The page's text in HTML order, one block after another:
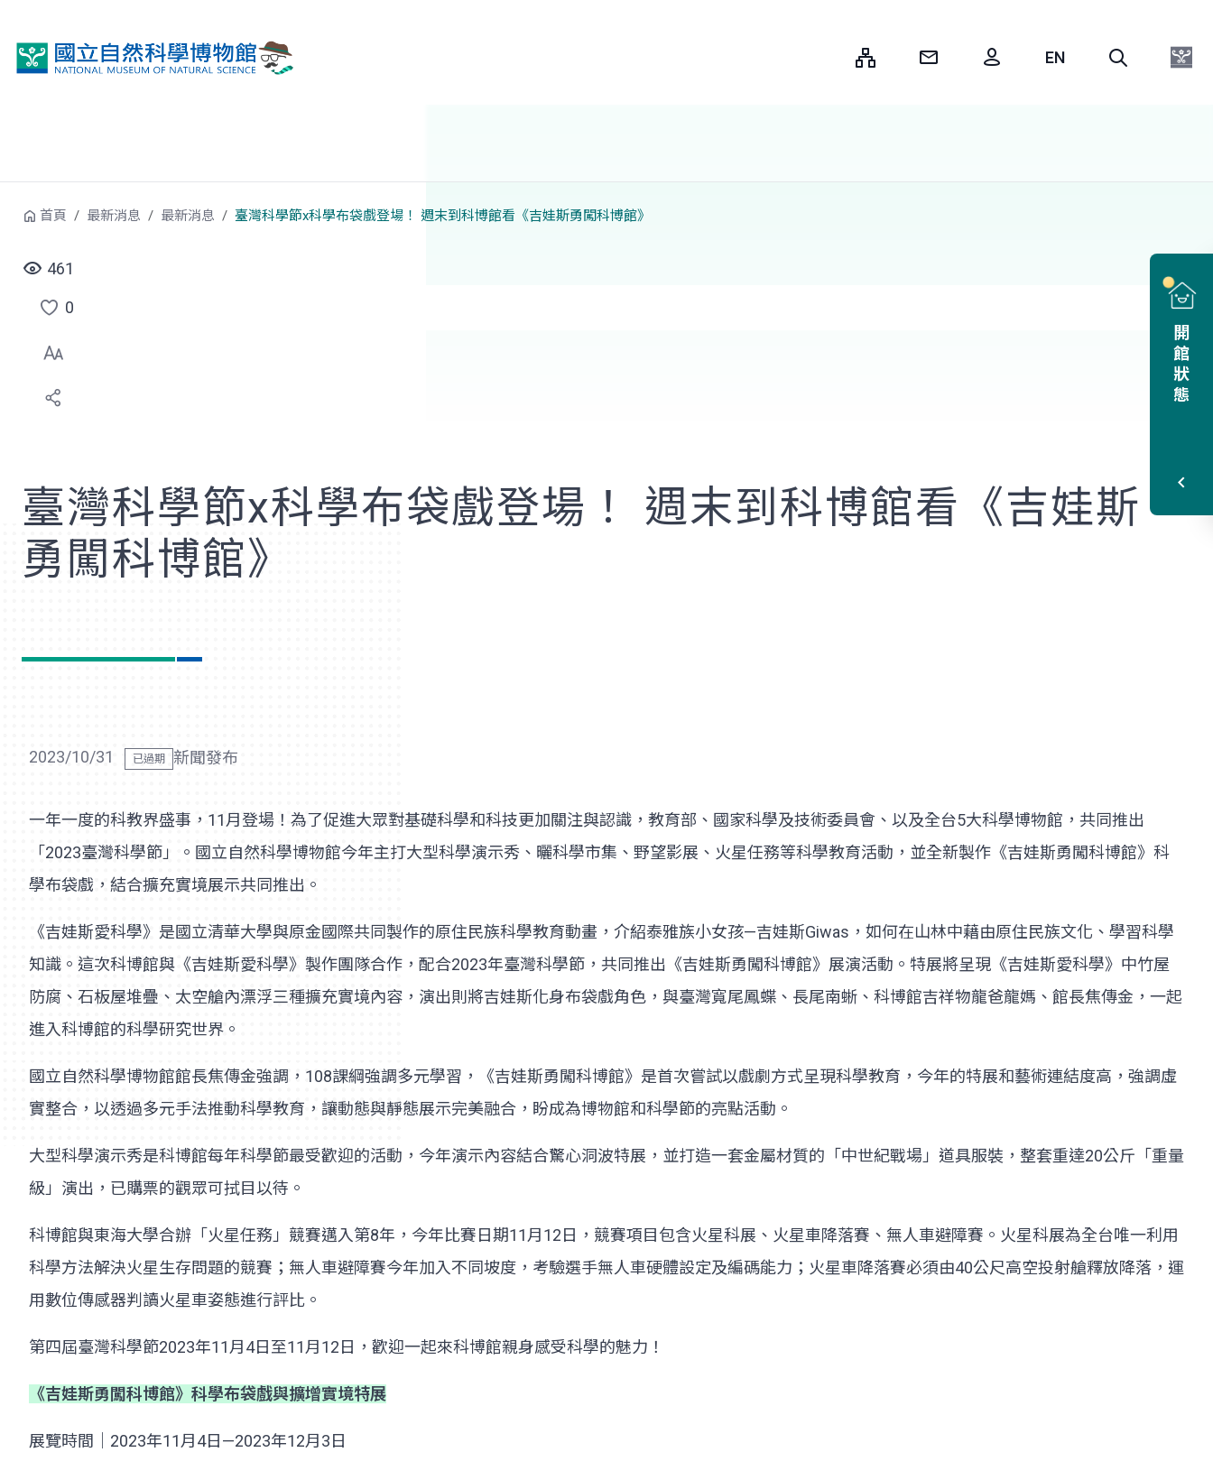
開館狀態
首頁 最新消息 最新消息 臺灣科學節x科學布袋戲登場！ 週末到科博館看《吉娃斯勇闖科博館》
461
點
選
喜
0
臺灣科學節x科學布袋戲登場！ 週末到科博館看《吉娃斯
勇闖科博館》
2023/10/31 新聞發布
一年一度的科教界盛事，11月登場！為了促進大眾對基礎科學和科技更加關注與認識，教育部、國家科學及技術委員會、以及全台5大科學博物館，共同推出
「2023臺灣科學節」。國立自然科學博物館今年主打大型科學演示秀、曬科學市集、野望影展、火星任務等科學教育活動，並全新製作《吉娃斯勇闖科博館》科
學布袋戲，結合擴充實境展示共同推出。
《吉娃斯愛科學》是國立清華大學與原金國際共同製作的原住民族科學教育動畫，介紹泰雅族小女孩—吉娃斯Giwas，如何在山林中藉由原住民族文化、學習科學
知識。這次科博館與《吉娃斯愛科學》製作團隊合作，配合2023年臺灣科學節，共同推出《吉娃斯勇闖科博館》展演活動。特展將呈現《吉娃斯愛科學》中竹屋
防腐、石板屋堆疊、太空艙內漂浮三種擴充實境內容，演出則將吉娃斯化身布袋戲角色，與臺灣寬尾鳳蝶、長尾南蜥、科博館吉祥物龍爸龍媽、館長焦傳金，一起
進入科博館的科學研究世界。
國立自然科學博物館館長焦傳金強調，108課綱強調多元學習，《吉娃斯勇闖科博館》是首次嘗試以戲劇方式呈現科學教育，今年的特展和藝術連結度高，強調虛
實整合，以透過多元手法推動科學教育，讓動態與靜態展示完美融合，盼成為博物館和科學節的亮點活動。
大型科學演示秀是科博館每年科學節最受歡迎的活動，今年演示內容結合驚心洞波特展，並打造一套金屬材質的「中世紀戰場」道具服裝，整套重達20公斤「重量
級」演出，已購票的觀眾可拭目以待。
科博館與東海大學合辦「火星任務」競賽邁入第8年，今年比賽日期11月12日，競賽項目包含火星科展、火星車降落賽、無人車避障賽。火星科展為全台唯一利用
科學方法解決火星生存問題的競賽；無人車避障賽今年加入不同坡度，考驗選手無人車硬體設定及編碼能力；火星車降落賽必須由40公尺高空投射艙釋放降落，運
用數位傳感器判讀火星車姿態進行評比。
第四屆臺灣科學節2023年11月4日至11月12日，歡迎一起來科博館親身感受科學的魅力！
《吉娃斯勇闖科博館》科學布袋戲與擴增實境特展
展覽時間｜2023年11月4日—2023年12月3日